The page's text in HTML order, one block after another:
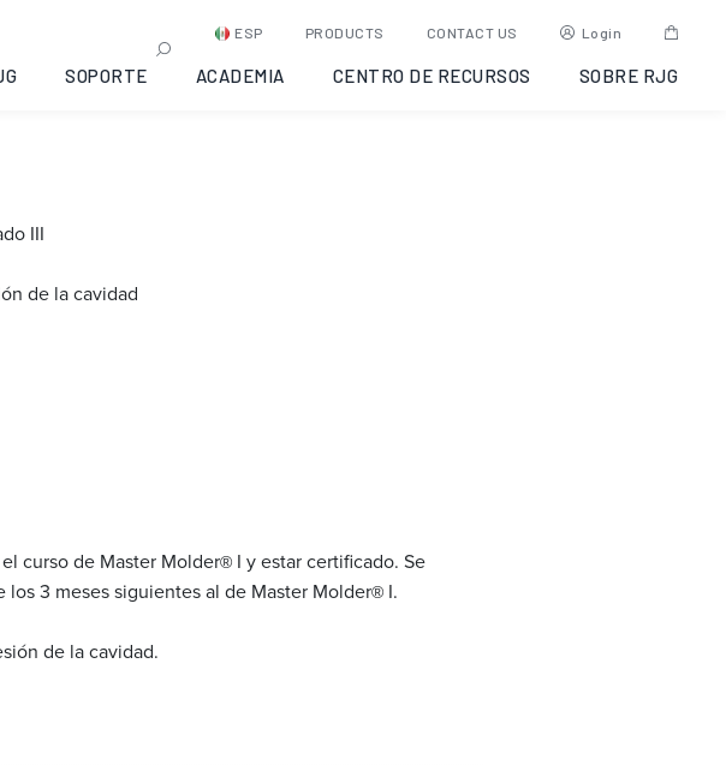
ESP PRODUCTS CONTACT US Login
SOPORTE ACADEMIA CENTRO DE RECURSOS SOBRE RJG
Michigan, 2022-08-
III
de la cavidad
curso de Master Molder®I y estar certificado. Se
3 meses siguientes al de Master Molder®I.
de la cavidad.